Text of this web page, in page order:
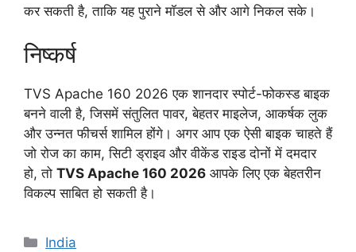
कर सकती है, ताकि यह पुराने मॉडल से और आगे निकल सके।
निष्कर्ष
TVS Apache 160 2026 एक शानदार स्पोर्ट-फोकस्ड बाइक
बनने वाली है, जिसमें संतुलित पावर, बेहतर माइलेज, आकर्षक लुक
और उन्नत फीचर्स शामिल होंगे। अगर आप एक ऐसी बाइक चाहते हैं
जो रोज का काम, सिटी ड्राइव और वीकेंड राइड दोनों में दमदार
हो, तो TVS Apache 160 2026 आपके लिए एक बेहतरीन
विकल्प साबित हो सकती है।
Categories
India